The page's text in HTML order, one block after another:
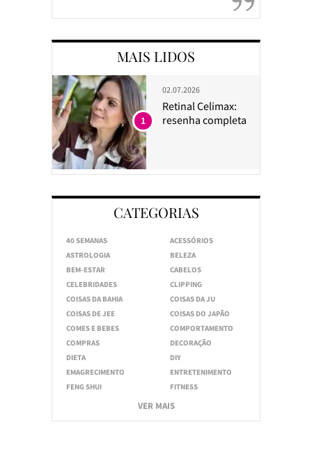
MAIS LIDOS
02.07.2026
Retinal Celimax:
resenha completa
1
CATEGORIAS
40 SEMANAS
ACESSÓRIOS
ASTROLOGIA
BELEZA
BEM-ESTAR
CABELOS
CELEBRIDADES
CLIPPING
COISAS DA BAHIA
COISAS DA JU
COISAS DE JEE
COISAS DO JAPÃO
COMES E BEBES
COMPORTAMENTO
COMPRAS
DECORAÇÃO
DIETA
DIY
EMAGRECIMENTO
ENTRETENIMENTO
FENG SHUI
FITNESS
VER MAIS